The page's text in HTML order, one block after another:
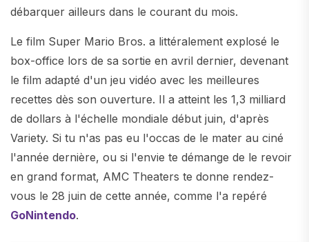
débarquer ailleurs dans le courant du mois.
Le film Super Mario Bros. a littéralement explosé le
box-office lors de sa sortie en avril dernier, devenant
le film adapté d'un jeu vidéo avec les meilleures
recettes dès son ouverture. Il a atteint les 1,3 milliard
de dollars à l'échelle mondiale début juin, d'après
Variety. Si tu n'as pas eu l'occas de le mater au ciné
l'année dernière, ou si l'envie te démange de le revoir
en grand format, AMC Theaters te donne rendez-
vous le 28 juin de cette année, comme l'a repéré
GoNintendo.